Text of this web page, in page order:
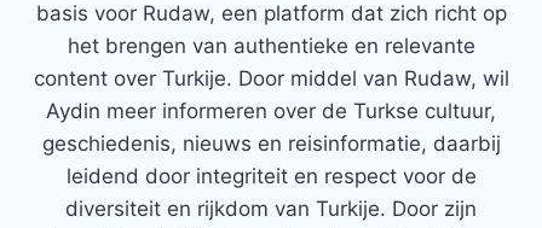
basis voor Rudaw, een platform dat zich richt op
het brengen van authentieke en relevante
content over Turkije. Door middel van Rudaw, wil
Aydin meer informeren over de Turkse cultuur,
geschiedenis, nieuws en reisinformatie, daarbij
leidend door integriteit en respect voor de
diversiteit en rijkdom van Turkije. Door zijn